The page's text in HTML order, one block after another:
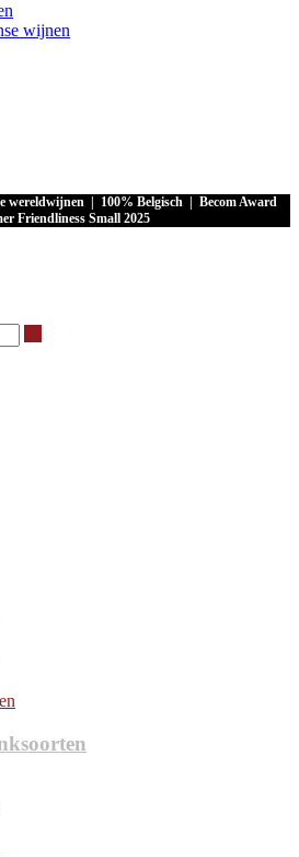
wijnen
wereldwijnen | 100% Belgisch | Becom Award
Friendliness Small 2025